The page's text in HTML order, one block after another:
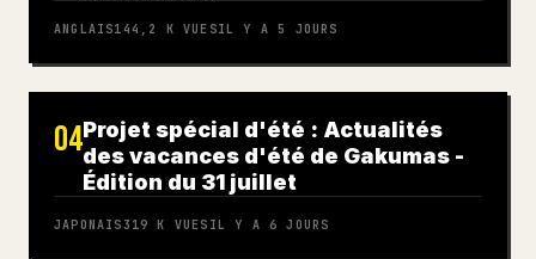
ANGLAIS144,2 K VUESIL Y A 5 JOURS
04Projet spécial d'été : Actualités
des vacances d'été de Gakumas -
Édition du 31 juillet
JAPONAIS319 K VUES IL Y A 6 JOURS